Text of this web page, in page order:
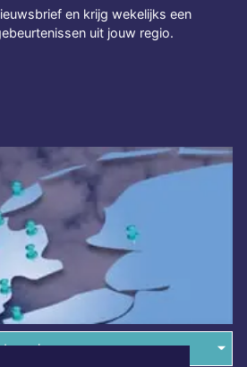
en krijg wekelijks een
uit jouw regio.
regio